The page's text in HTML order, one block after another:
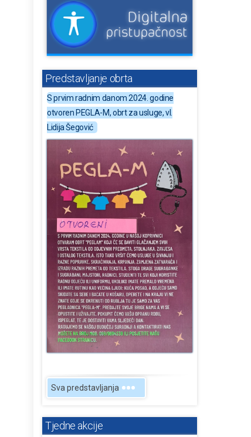
Predstavljanje obrta
S prvim radnim danom 2024. godine
otvoren PEGLA-M, obrt za usluge, vl.
Lidija Šegović
Sva predstavljanja
Tjedne akcije